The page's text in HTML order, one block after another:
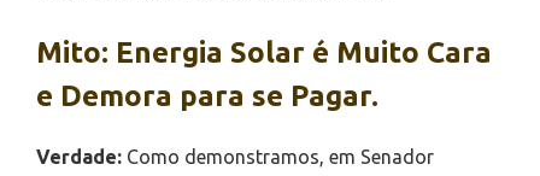
Mito: Energia Solar é Muito Cara
e Demora para se Pagar.
Verdade: Como demonstramos, em Senador